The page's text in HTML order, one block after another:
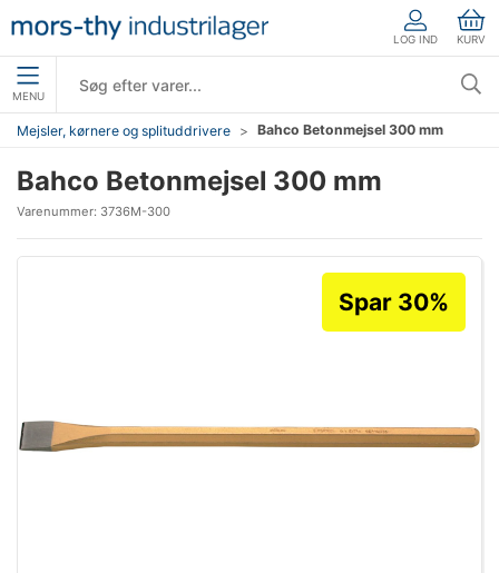
LOG IND KURV
MENU
Mejsler, kørnere og splituddrivere Bahco Betonmejsel 300 mm
Bahco Betonmejsel 300 mm
Varenummer: 3736M-300
Spar 30%